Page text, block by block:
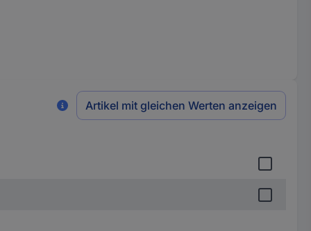
Artikel mit gleichen Werten anzeigen